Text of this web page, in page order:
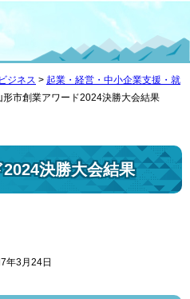
ジネス > 起業・経営・中小企業支援・就
形市創業アワード2024決勝大会結果
決勝大会結果
年3月24日